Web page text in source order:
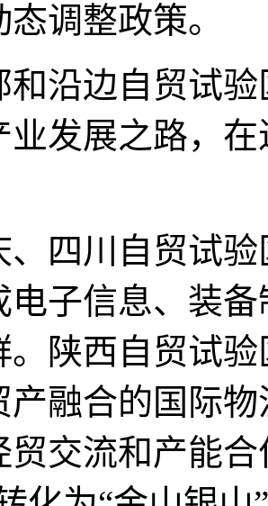
调整政策。
边自贸试验
业发展之路，
川自贸试验
电子信息、装
。陕西自贸试
产融合的国际
贸交流和产能